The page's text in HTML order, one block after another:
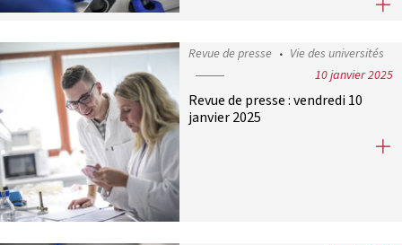
Revue de presse
Vie des universités
10 janvier 2025
Revue de presse : vendredi 10
janvier 2025
Revue de presse : vendredi 10